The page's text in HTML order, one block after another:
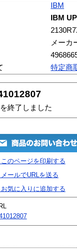
IBM
IBM
メーカ
特定商
終了しました
のページを印刷する
ールでURLを送る
お気に入りに追加する